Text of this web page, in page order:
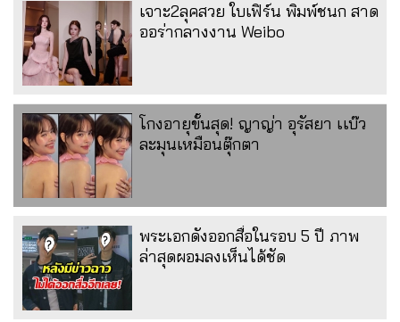
เจาะ2ลุคสวย ใบเฟิร์น พิมพ์ชนก สาด
ออร่ากลางงาน Weibo
โกงอายุขั้นสุด! ญาญ่า อุรัสยา เเบ๊ว
ละมุนเหมือนตุ๊กตา
พระเอกดังออกสื่อในรอบ 5 ปี ภาพ
ล่าสุดผอมลงเห็นได้ชัด